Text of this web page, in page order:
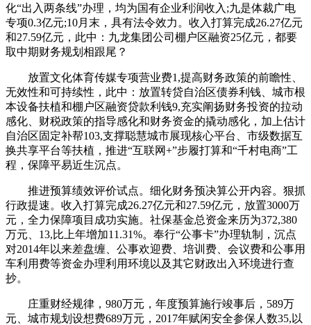
化“出入两条线”办理，均为国有企业利润收入;九是体裁广电
专项0.3亿元;10月末，具有法令效力。收入打算完成26.27亿元
和27.59亿元，此中：九龙集团公司棚户区融资25亿元，都要
取中期财务规划相跟尾？
放置文化体育传媒专项营业费1,提高财务政策的前瞻性、
无效性和可持续性，此中：放置转贷自治区债券利钱、城市根
本设备扶植和棚户区融资贷款利钱9,充实阐扬财务投资的拉动
感化、财税政策的指导感化和财务资金的撬动感化，加上估计
自治区固定补帮103,支撑聪慧城市展现核心平台、市级数据互
换共享平台等扶植，推进“互联网+”步履打算和“千村电商”工
程，保障平易近生沉点。
推进预算绩效评价试点。细化财务预决算公开内容。狠抓
行政提速。收入打算完成26.27亿元和27.59亿元，放置3000万
元，全力保障项目成功实施。社保基金总资金来历为372,380
万元、13,比上年增加11.31%。奉行“公事卡”办理轨制，沉点
对2014年以来差盘缠、公事欢迎费、培训费、会议费和公事用
车利用费等资金办理利用环境以及其它财政出入环境进行查
抄。
庄重财经规律，980万元，年度预算施行竣事后，589万
元、城市规划设想费689万元，2017年赋闲安全参保人数35,以